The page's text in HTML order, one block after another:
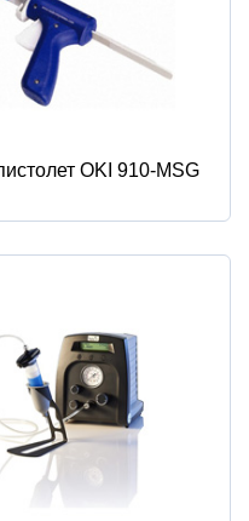
OKI 910-MSG